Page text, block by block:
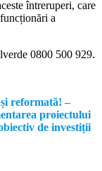
întreruperi, care
a
0800 500 929.
reformată! –
proiectului
de investiții